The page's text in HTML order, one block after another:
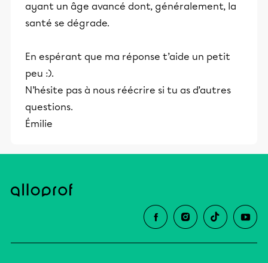
ayant un âge avancé dont, généralement, la
santé se dégrade.
En espérant que ma réponse t’aide un petit
peu :).
N’hésite pas à nous réécrire si tu as d’autres
questions.
Émilie